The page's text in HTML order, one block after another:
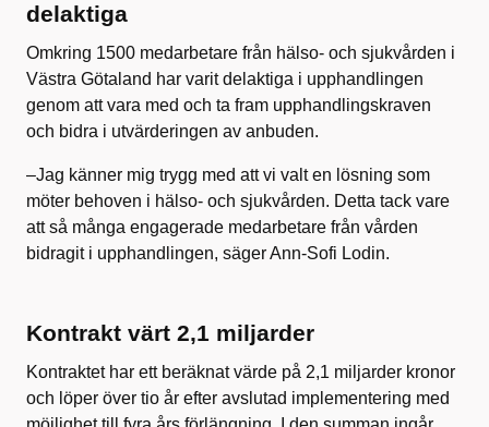
delaktiga
Omkring 1500 medarbetare från hälso- och sjukvården i
Västra Götaland har varit delaktiga i upphandlingen
genom att vara med och ta fram upphandlingskraven
och bidra i utvärderingen av anbuden.
–Jag känner mig trygg med att vi valt en lösning som
möter behoven i hälso- och sjukvården. Detta tack vare
att så många engagerade medarbetare från vården
bidragit i upphandlingen, säger Ann-Sofi Lodin.
Kontrakt värt 2,1 miljarder
Kontraktet har ett beräknat värde på 2,1 miljarder kronor
och löper över tio år efter avslutad implementering med